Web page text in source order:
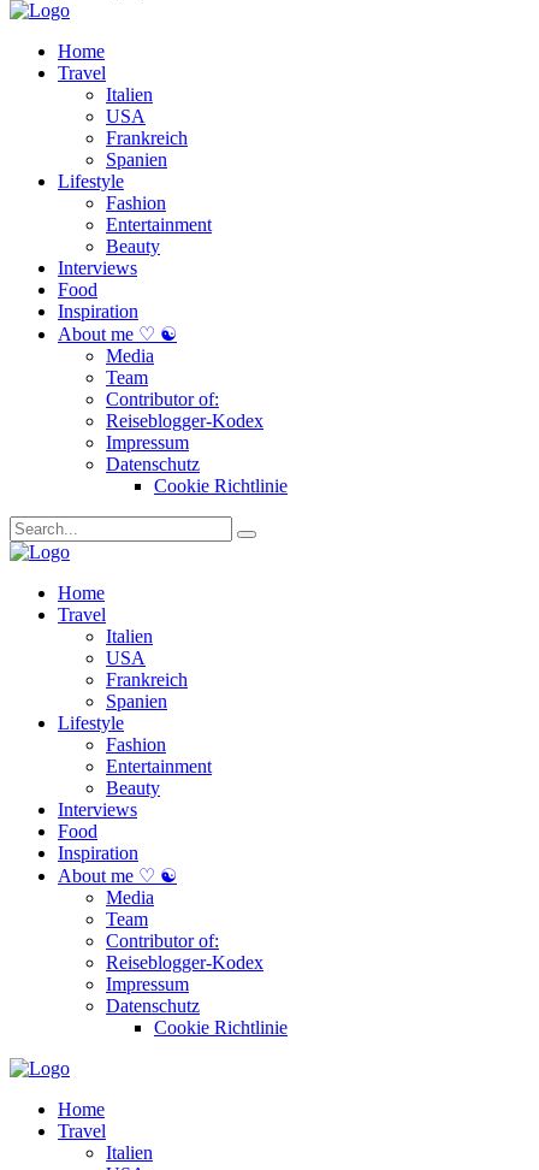
Home
Travel
Italien
USA
Frankreich
Spanien
Lifestyle
Fashion
Entertainment
Beauty
Interviews
Food
Inspiration
About me ♡ ☯
Media
Team
Contributor of:
Reiseblogger-Kodex
Impressum
Datenschutz
Cookie Richtlinie
Home
Travel
Italien
USA
Frankreich
Spanien
Lifestyle
Fashion
Entertainment
Beauty
Interviews
Food
Inspiration
About me ♡ ☯
Media
Team
Contributor of:
Reiseblogger-Kodex
Impressum
Datenschutz
Cookie Richtlinie
Home
Travel
Italien